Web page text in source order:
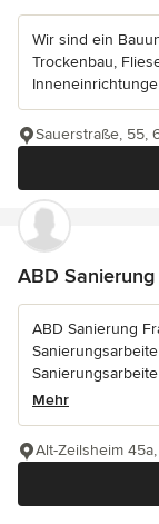
Wir sind ein
Trockenbau,
Sauerstraße, 55,
ABD
ABD Sanierung
Mehr
Alt-Zeilsheim